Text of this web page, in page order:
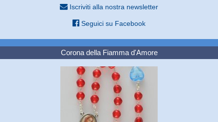
Iscriviti alla nostra newsletter
Seguici su Facebook
Corona della Fiamma d'Amore